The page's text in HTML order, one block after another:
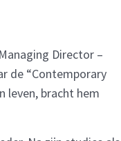
Director –
de “Contemporary
leven, bracht hem